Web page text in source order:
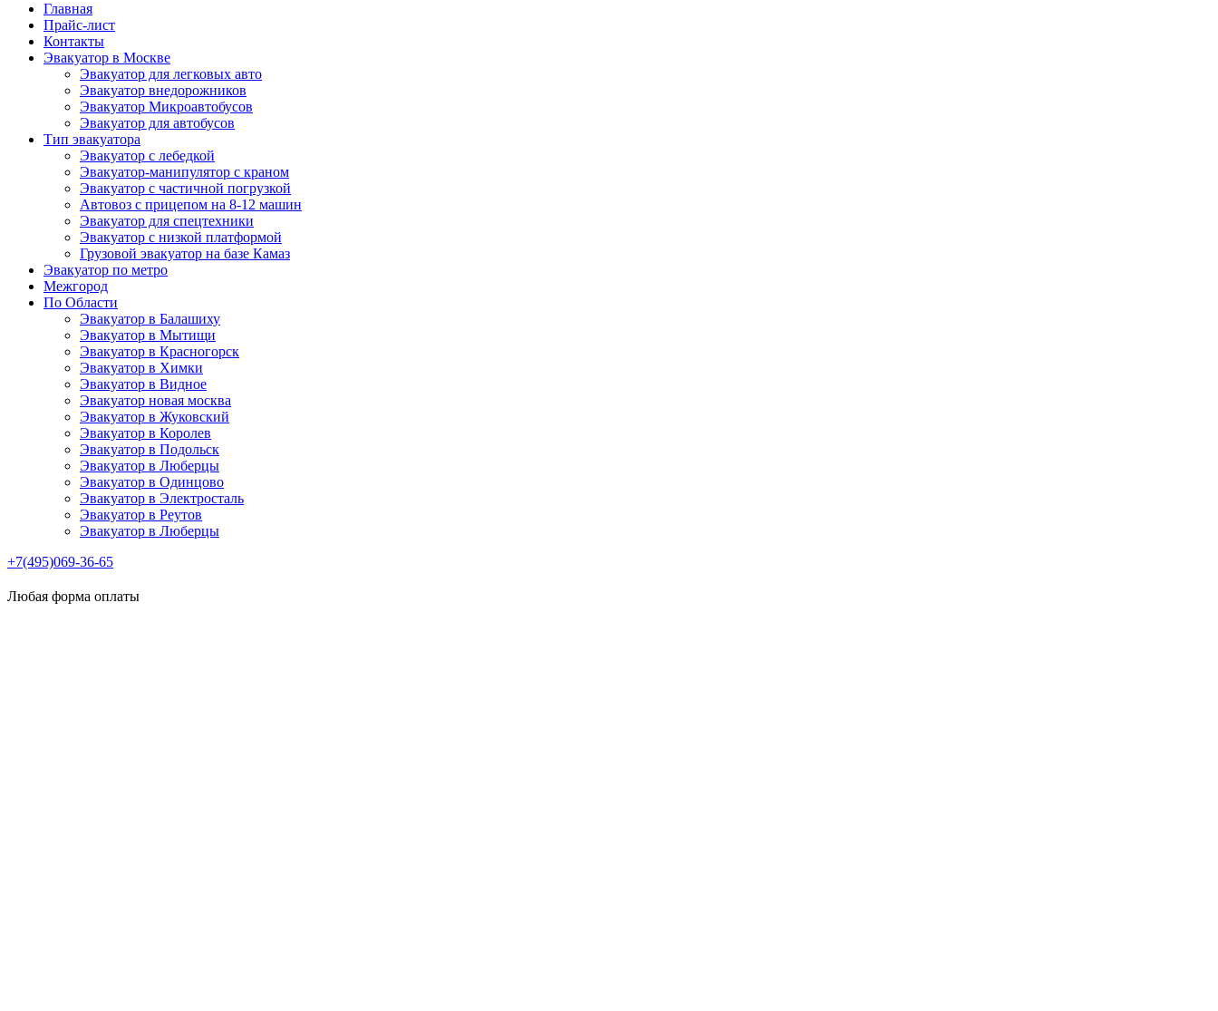
Главная
Прайс-лист
Контакты
Эвакуатор в Москве
Эвакуатор для легковых авто
Эвакуатор внедорожников
Эвакуатор Микроавтобусов
Эвакуатор для автобусов
Тип эвакуатора
Эвакуатор с лебедкой
Эвакуатор-манипулятор с краном
Эвакуатор с частичной погрузкой
Автовоз с прицепом на 8-12 машин
Эвакуатор для спецтехники
Эвакуатор с низкой платформой
Грузовой эвакуатор на базе Камаз
Эвакуатор по метро
Межгород
По Области
Эвакуатор в Балашиху
Эвакуатор в Мытищи
Эвакуатор в Красногорск
Эвакуатор в Химки
Эвакуатор в Видное
Эвакуатор новая москва
Эвакуатор в Жуковский
Эвакуатор в Королев
Эвакуатор в Подольск
Эвакуатор в Люберцы
Эвакуатор в Одинцово
Эвакуатор в Электросталь
Эвакуатор в Реутов
Эвакуатор в Люберцы
+7(495)069-36-65
Любая форма оплаты